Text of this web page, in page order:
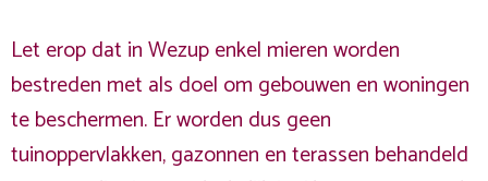
Let erop dat in Wezup enkel mieren worden
bestreden met als doel om gebouwen en woningen
te beschermen. Er worden dus geen
tuinoppervlakken, gazonnen en terassen behandeld